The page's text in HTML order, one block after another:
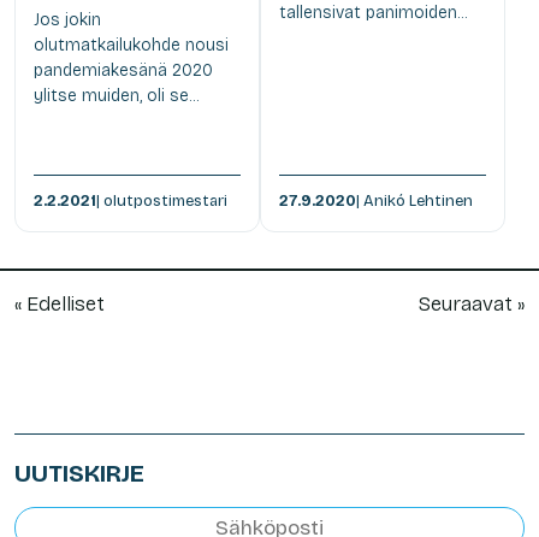
Jos jokin
olutmatkailukohde nousi
pandemiakesänä 2020
ylitse muiden, oli se...
2.2.2021| olutpostimestari
tallensivat panimoiden...
27.9.2020| Anikó Lehtinen
« Edelliset Seuraavat »
UUTISKIRJE